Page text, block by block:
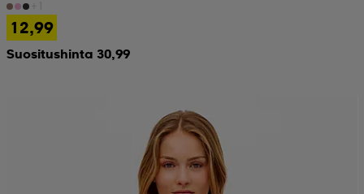
12,99
Suositushinta 30,99